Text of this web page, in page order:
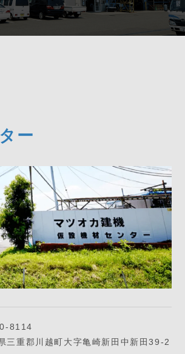
ー
8114
三重郡川越町大字亀崎新田中新田39-2